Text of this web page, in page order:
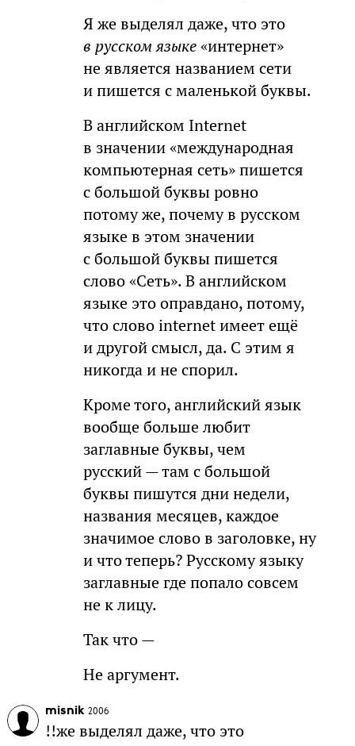
Я же выделял даже, что это
в русском языке«интернет»
не является названием сети
и пишется с маленькой буквы.
В английском Internet
в значении «международная
компьютерная сеть» пишется
с большой буквы ровно
потому же, почему в русском
языке в этом значении
с большой буквы пишется
слово «Сеть». В английском
языке это оправдано, потому,
что слово internet имеет ещё
и другой смысл, да. С этим я
никогда и не спорил.
Кроме того, английский язык
вообще больше любит
заглавные буквы, чем
русский — там с большой
буквы пишутся дни недели,
названия месяцев, каждое
значимое слово в заголовке, ну
и что теперь? Русскому языку
заглавные где попало совсем
не к лицу.
Так что —
Не аргумент.
misnik 2006
!!же выделял даже, что это